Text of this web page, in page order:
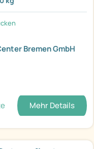
Bremen GmbH
Mehr Details